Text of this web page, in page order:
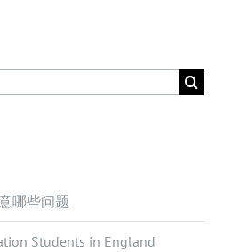
哪些问题
Students in England